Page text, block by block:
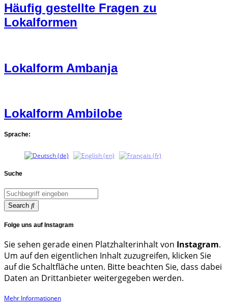
Häufig gestellte Fragen zu
Lokalformen
Lokalform Ambanja
Lokalform Ambilobe
Sprache:
Suche
Search
Folge uns auf Instagram
Sie sehen gerade einen Platzhalterinhalt von Instagram.
Um auf den eigentlichen Inhalt zuzugreifen, klicken Sie
auf die Schaltfläche unten. Bitte beachten Sie, dass dabei
Daten an Drittanbieter weitergegeben werden.
Mehr Informationen